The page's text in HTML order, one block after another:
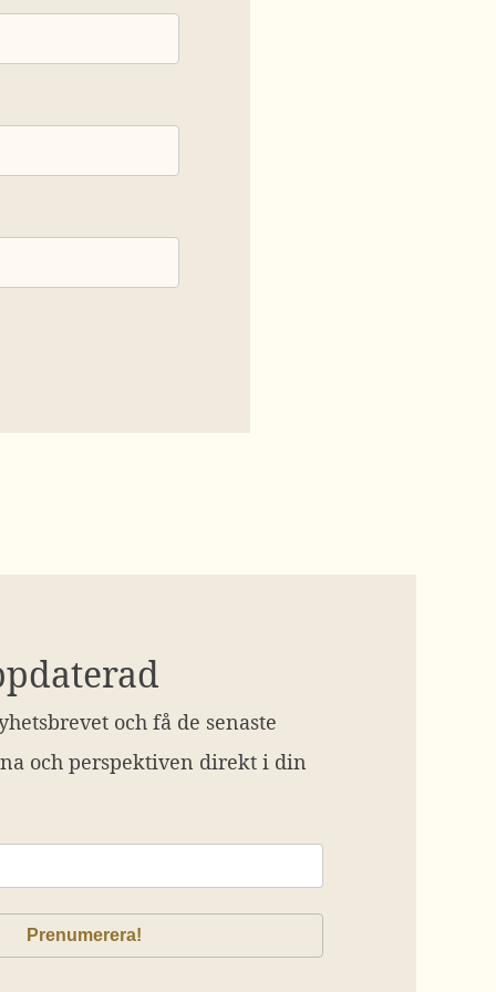
och få de senaste
och perspektiven direkt i din